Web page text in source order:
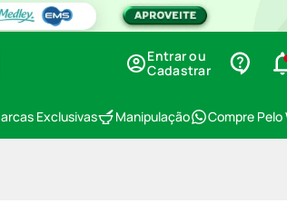
Entrar ou
Cadastrar
Exclusivas Manipulação Compre